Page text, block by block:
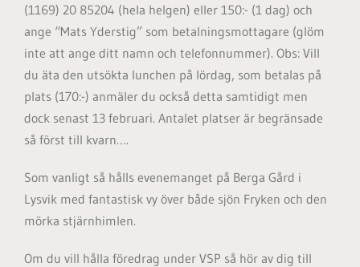
(1169) 20 85204 (hela helgen) eller 150:- (1 dag) och
ange “Mats Yderstig” som betalningsmottagare (glöm
inte att ange ditt namn och telefonnummer). Obs: Vill
du äta den utsökta lunchen på lördag, som betalas på
plats (170:-) anmäler du också detta samtidigt men
dock senast 13 februari. Antalet platser är begränsade
så först till kvarn….
Som vanligt så hålls evenemanget på Berga Gård i
Lysvik med fantastisk vy över både sjön Fryken och den
mörka stjärnhimlen.
Om du vill hålla föredrag under VSP så hör av dig till